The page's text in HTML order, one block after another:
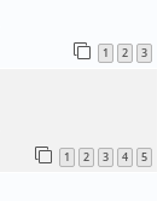
1 2 3
1 2 3 4 5